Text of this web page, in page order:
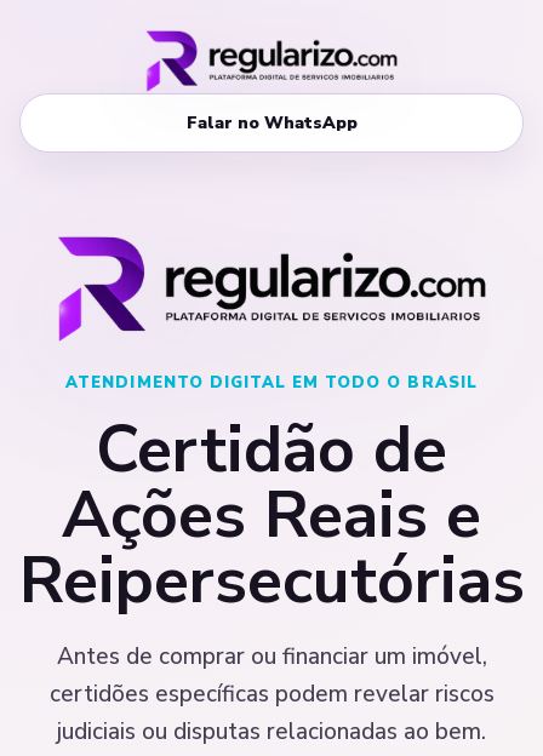
Falar no WhatsApp
ATENDIMENTO DIGITAL EM TODO O BRASIL
Certidão de
Ações Reais e
Reipersecutórias
Antes de comprar ou financiar um imóvel,
certidões específicas podem revelar riscos
judiciais ou disputas relacionadas ao bem.